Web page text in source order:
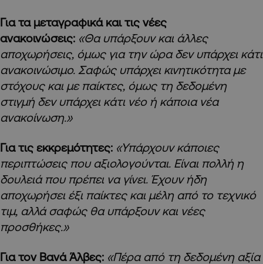
Για τα μεταγραφικά και τις νέες
ανακοινώσεις: «Θα υπάρξουν και άλλες
αποχωρήσεις, όμως για την ώρα δεν υπάρχει κάτι
ανακοινώσιμο. Σαφώς υπάρχει κινητικότητα με
στόχους και με παίκτες, όμως τη δεδομένη
στιγμή δεν υπάρχει κάτι νέο ή κάποια νέα
ανακοίνωση.»
Για τις εκκρεμότητες: «Υπάρχουν κάποιες
περιπτώσεις που αξιολογούνται. Είναι πολλή η
δουλειά που πρέπει να γίνει. Έχουν ήδη
αποχωρήσει έξι παίκτες και μέλη από το τεχνικό
τιμ, αλλά σαφώς θα υπάρξουν και νέες
προσθήκες.»
Για τον Βανά Άλβες: «Πέρα από τη δεδομένη αξία